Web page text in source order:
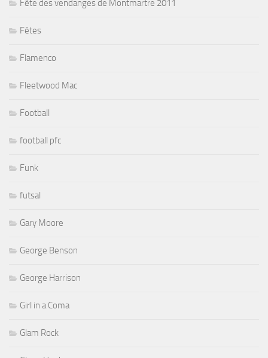
Fêtes
Flamenco
Fleetwood Mac
Football
football pfc
Funk
futsal
Gary Moore
George Benson
George Harrison
Girl in a Coma
Glam Rock
Glenn Hughes